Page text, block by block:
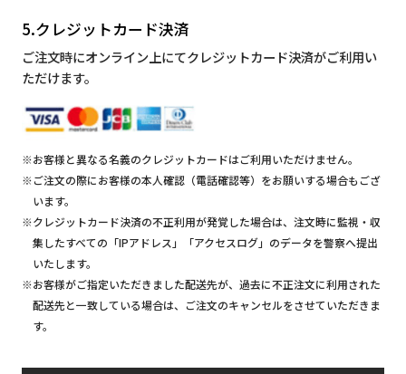
5.クレジットカード決済
ご注文時にオンライン上にてクレジットカード決済がご利用い
ただけます。
※お客様と異なる名義のクレジットカードはご利用いただけません。
※ご注文の際にお客様の本人確認（電話確認等）をお願いする場合もござ
います。
※クレジットカード決済の不正利用が発覚した場合は、注文時に監視・収
集したすべての「IPアドレス」「アクセスログ」のデータを警察へ提出
いたします。
※お客様がご指定いただきました配送先が、過去に不正注文に利用された
配送先と一致している場合は、ご注文のキャンセルをさせていただきま
す。